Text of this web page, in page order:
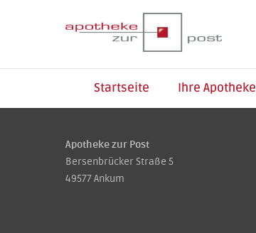
Startseite Ihre Apotheke
Apotheke zur Post
Bersenbrücker Straße 5
49577 Ankum